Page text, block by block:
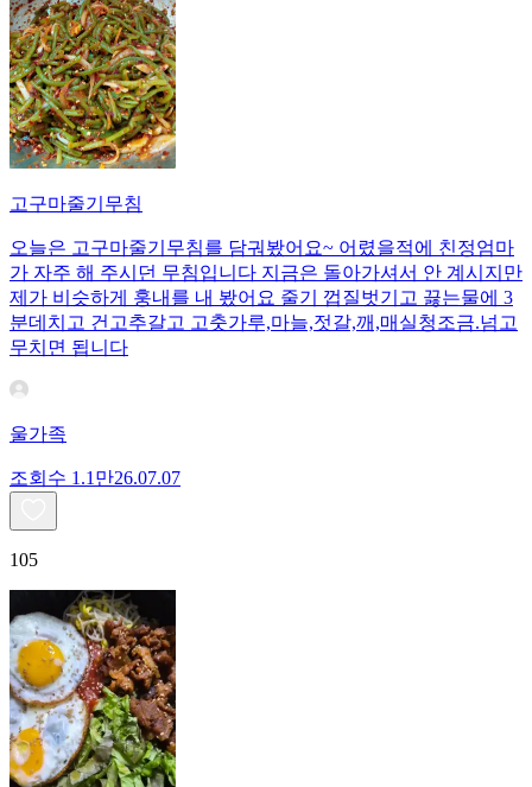
고구마줄기무침
오늘은 고구마줄기무침를 담궈봤어요~ 어렸을적에 친정엄마
가 자주 해 주시던 무침입니다 지금은 돌아가셔서 안 계시지만
제가 비슷하게 훙내를 내 봤어요 줄기 껍질벗기고 끓는물에 3
분데치고 건고추갈고 고춧가루,마늘,젓갈,깨,매실청조금.넘고
무치면 됩니다
울가족
조회수 1.1만26.07.07
105